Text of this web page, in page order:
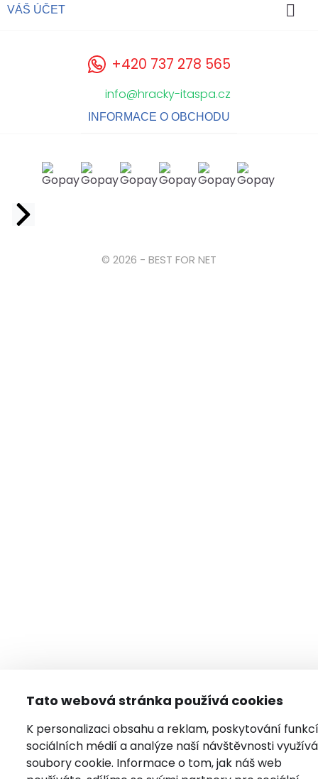
Tato webová stránka používá cookies
K personalizaci obsahu a reklam, poskytování funkcí
sociálních médií a analýze naší návštěvnosti
soubory cookie. Informace o tom, jak náš web
VÁŠ ÚČET 
+420 737 278 565
info@hracky-itaspa.cz
INFORMACE O OBCHODU
© 2026 - BEST FOR NET